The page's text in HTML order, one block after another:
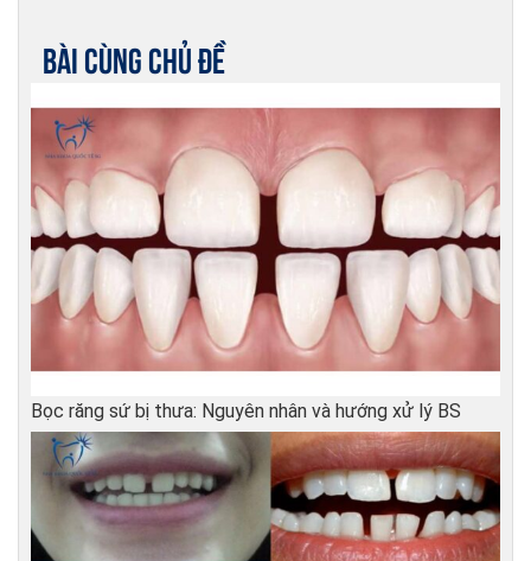
Implant.
Bài cùng chủ đề
Bọc răng sứ bị thưa: Nguyên nhân và hướng xử lý BS